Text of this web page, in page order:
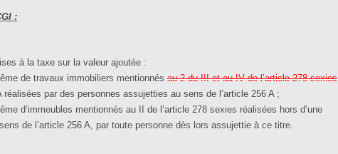
:
à la taxe sur la valeur ajoutée :
de travaux immobiliers mentionnés au 2 du III et au IV de l’article 278 sexies
réalisées par des personnes assujetties au sens de l’article 256 A ;
d’immeubles mentionnés au II de l’article 278 sexies réalisées hors d’une
de l’article 256 A, par toute personne dès lors assujettie à ce titre.